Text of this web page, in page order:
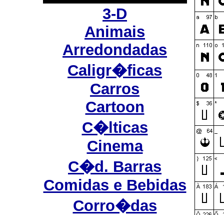
3-D
Animais
Arredondadas
Caligr�ficas
Carros
Cartoon
C�lticas
Cinema
C�d. Barras
Comidas e Bebidas
Corro�das